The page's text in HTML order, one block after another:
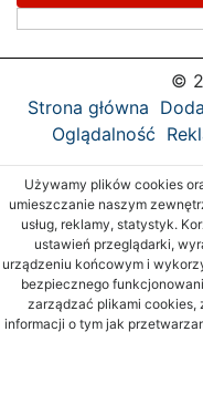
©
Strona główna
Oglądalność
Używamy plików cookies
umieszczanie naszym
usług, reklamy, statystyk.
ustawień przeglądarki,
urządzeniu końcowym i
bezpiecznego
zarządzać plikami cookies,
informacji o tym jak